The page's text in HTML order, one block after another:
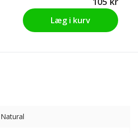
Læg i kurv
Natural